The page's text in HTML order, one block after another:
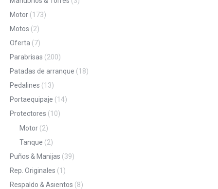
Motor (173)
Motos (2)
Oferta (7)
Parabrisas (200)
Patadas de arranque (18)
Pedalines (13)
Portaequipaje (14)
Protectores (10)
Motor (2)
Tanque (2)
Puños & Manijas (39)
Rep. Originales (1)
Respaldo & Asientos (8)